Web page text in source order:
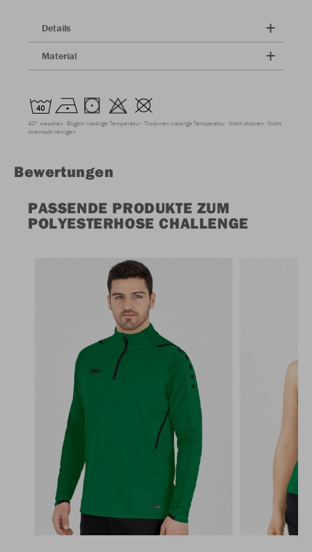
Details
Material
40° waschen Bügeln niedrige Temperatur Trocknen niedrige Temperatur Nicht chloren Nicht
chemisch reinigen
Bewertungen
PASSENDE PRODUKTE ZUM
POLYESTERHOSE CHALLENGE